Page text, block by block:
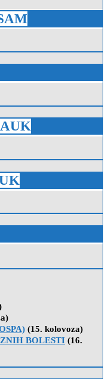
(15. kolovoza)
BOLESTI (16.